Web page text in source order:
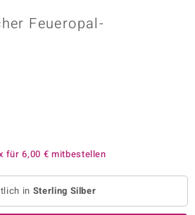
Feueropal-
für6,00 € mitbestellen
in Sterling Silber